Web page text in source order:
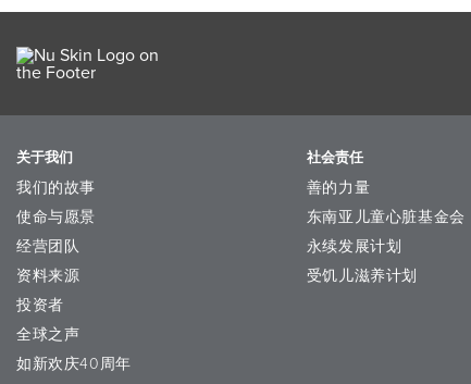
关于我们
我们的故事
使命与愿景
经营团队
资料来源
投资者
全球之声
如新欢庆40周年
社会责任
善的力量
东南亚儿童心脏基金会
永续发展计划
受饥儿滋养计划